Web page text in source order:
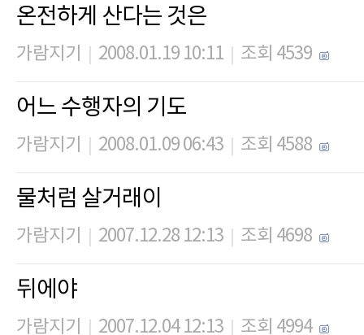
온전하게 산다는 것은
가람지기 2008.01.19 10:11 조회 4539
어느 수행자의 기도
가람지기 2008.01.09 06:43 조회 4588
물처럼 살거래이
가람지기 2007.12.28 12:13 조회 4698
뒤에야
가람지기 2007.12.04 12:13 조회 4994